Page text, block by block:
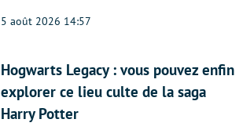
5 août 2026 14:57
Hogwarts Legacy : vous pouvez enfin
explorer ce lieu culte de la saga
Harry Potter